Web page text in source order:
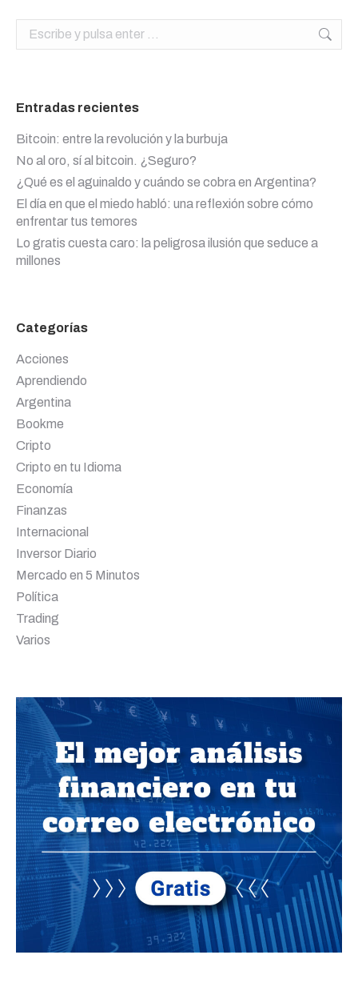
Buscar:
Entradas recientes
Bitcoin: entre la revolución y la burbuja
No al oro, sí al bitcoin. ¿Seguro?
¿Qué es el aguinaldo y cuándo se cobra en Argentina?
El día en que el miedo habló: una reflexión sobre cómo
enfrentar tus temores
Lo gratis cuesta caro: la peligrosa ilusión que seduce a
millones
Categorías
Acciones
Aprendiendo
Argentina
Bookme
Cripto
Cripto en tu Idioma
Economía
Finanzas
Internacional
Inversor Diario
Mercado en 5 Minutos
Política
Trading
Varios